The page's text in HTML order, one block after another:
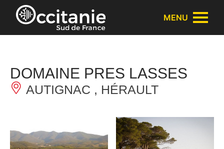
Panneau de gestion des cookies
MENU
DOMAINE PRES LASSES
AUTIGNAC , HÉRAULT